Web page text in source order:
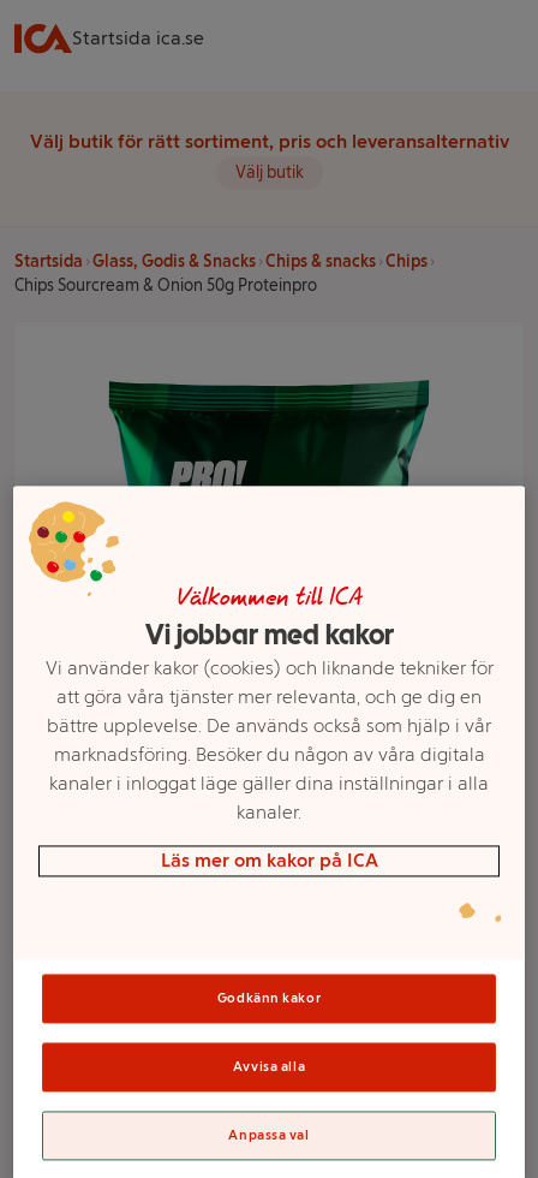
Startsida ica.se
Välj butik för rätt sortiment, pris och leveransalternativ
Välj butik
Startsida Glass, Godis & Snacks Chips & snacks Chips
Chips Sourcream & Onion 50g Proteinpro
Chips Sourcream
& Onion 50g
Proteinpro
Välj butik och handla
Välkommen till ICA
Vi jobbar med kakor
Vi använder kakor (cookies) och liknande tekniker för
att göra våra tjänster mer relevanta, och ge dig en
bättre upplevelse. De används också som hjälp i vår
marknadsföring. Besöker du någon av våra digitala
kanaler i inloggat läge gäller dina inställningar i alla
kanaler.
Läs mer om kakor på ICA
Godkänn kakor
Avvisa alla
Anpassa val